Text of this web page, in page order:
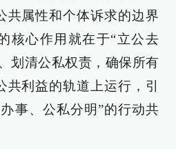
共属性和个体诉求的边界
核心作用就在于“立公去
划清公私权责，确保所有
利益的轨道上运行，引
事、公私分明”的行动共